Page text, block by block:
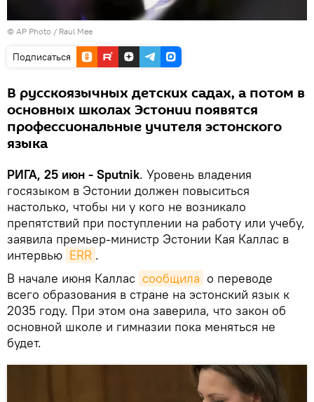
© AP Photo / Raul Mee
Подписаться
В русскоязычных детских садах, а потом в
основных школах Эстонии появятся
профессиональные учителя эстонского
языка
РИГА, 25 июн - Sputnik. Уровень владения
госязыком в Эстонии должен повыситься
настолько, чтобы ни у кого не возникало
препятствий при поступлении на работу или учебу,
заявила премьер-министр Эстонии Кая Каллас в
интервью ERR .
В начале июня Каллас сообщила о переводе
всего образования в стране на эстонский язык к
2035 году. При этом она заверила, что закон об
основной школе и гимназии пока меняться не
будет.